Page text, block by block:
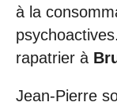
à la
rapatrier à
Jean-Pierre